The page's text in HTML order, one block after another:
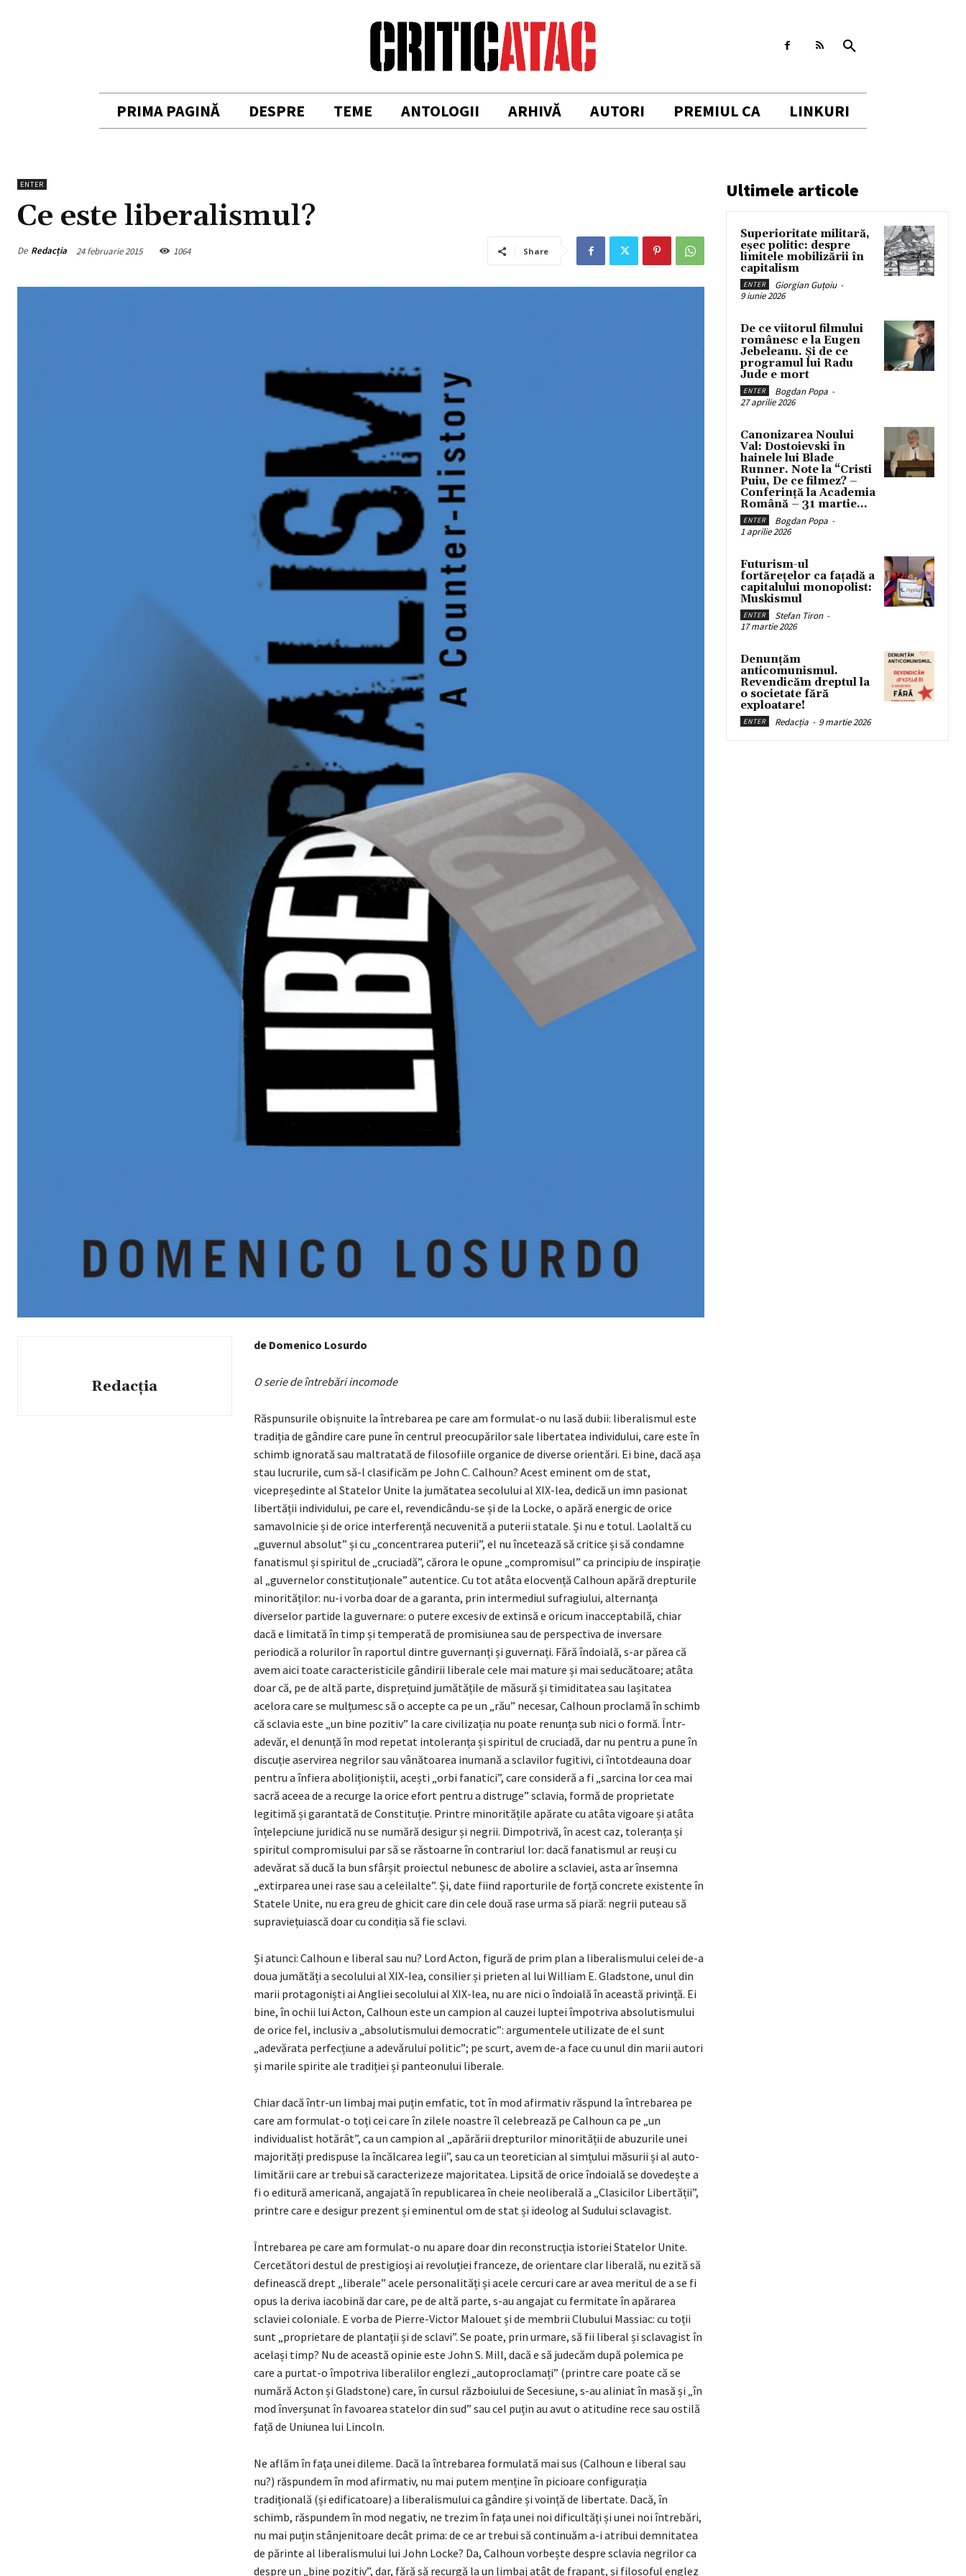
PRIMA PAGINĂ DESPRE TEME ANTOLOGII ARHIVĂ AUTORI PREMIUL CA LINKURI
ENTER
Ce este liberalismul?
De Redacția 24 februarie 2015 1064 Share
Redacția
de Domenico Losurdo
O serie de întrebări incomode
Răspunsurile obișnuite la întrebarea pe care am formulat-o nu lasă dubii: liberalismul este
tradiția de gândire care pune în centrul preocupărilor sale libertatea individului, care este în
schimb ignorată sau maltratată de filosofiile organice de diverse orientări. Ei bine, dacă așa
stau lucrurile, cum să-l clasificăm pe John C. Calhoun? Acest eminent om de stat,
vicepreședinte al Statelor Unite la jumătatea secolului al XIX-lea, dedică un imn pasionat
libertății individului, pe care el, revendicându-se și de la Locke, o apără energic de orice
samavolnicie și de orice interferență necuvenită a puterii statale. Și nu e totul. Laolaltă cu
„guvernul absolut” și cu „concentrarea puterii”, el nu încetează să critice și să condamne
fanatismul și spiritul de „cruciadă”, cărora le opune „compromisul” ca principiu de inspirație
al „guvernelor constituționale” autentice. Cu tot atâta elocvență Calhoun apără drepturile
minorităților: nu-i vorba doar de a garanta, prin intermediul sufragiului, alternanța
diverselor partide la guvernare: o putere excesiv de extinsă e oricum inacceptabilă, chiar
dacă e limitată în timp și temperată de promisiunea sau de perspectiva de inversare
periodică a rolurilor în raportul dintre guvernanți și guvernați. Fără îndoială, s-ar părea că
avem aici toate caracteristicile gândirii liberale cele mai mature și mai seducătoare; atâta
doar că, pe de altă parte, disprețuind jumătățile de măsură și timiditatea sau lașitatea
acelora care se mulțumesc să o accepte ca pe un „rău” necesar, Calhoun proclamă în schimb
că sclavia este „un bine pozitiv” la care civilizația nu poate renunța sub nici o formă. Într-
adevăr, el denunță în mod repetat intoleranța și spiritul de cruciadă, dar nu pentru a pune în
discuție aservirea negrilor sau vânătoarea inumană a sclavilor fugitivi, ci întotdeauna doar
pentru a înfiera aboliționiștii, acești „orbi fanatici”, care consideră a fi „sarcina lor cea mai
sacră aceea de a recurge la orice efort pentru a distruge” sclavia, formă de proprietate
legitimă și garantată de Constituție. Printre minoritățile apărate cu atâta vigoare și atâta
înțelepciune juridică nu se numără desigur și negrii. Dimpotrivă, în acest caz, toleranța și
spiritul compromisului par să se răstoarne în contrariul lor: dacă fanatismul ar reuși cu
adevărat să ducă la bun sfârșit proiectul nebunesc de abolire a sclaviei, asta ar însemna
„extirparea unei rase sau a celeilalte”. Și, date fiind raporturile de forță concrete existente în
Statele Unite, nu era greu de ghicit care din cele două rase urma să piară: negrii puteau să
supraviețuiască doar cu condiția să fie sclavi.
Și atunci: Calhoun e liberal sau nu? Lord Acton, figură de prim plan a liberalismului celei de-a
doua jumătăți a secolului al XIX-lea, consilier și prieten al lui William E. Gladstone, unul din
marii protagoniști ai Angliei secolului al XIX-lea, nu are nici o îndoială în această privință. Ei
bine, în ochii lui Acton, Calhoun este un campion al cauzei luptei împotriva absolutismului
de orice fel, inclusiv a „absolutismului democratic”: argumentele utilizate de el sunt
„adevărata perfecțiune a adevărului politic”; pe scurt, avem de-a face cu unul din marii autori
și marile spirite ale tradiției și panteonului liberale.
Chiar dacă într-un limbaj mai puțin emfatic, tot în mod afirmativ răspund la întrebarea pe
care am formulat-o toți cei care în zilele noastre îl celebrează pe Calhoun ca pe „un
individualist hotărât”, ca un campion al „apărării drepturilor minorității de abuzurile unei
majorități predispuse la încălcarea legii”, sau ca un teoretician al simțului măsurii și al auto-
limitării care ar trebui să caracterizeze majoritatea. Lipsită de orice îndoială se dovedește a
fi o editură americană, angajată în republicarea în cheie neoliberală a „Clasicilor Libertății”,
printre care e desigur prezent și eminentul om de stat și ideolog al Sudului sclavagist.
Întrebarea pe care am formulat-o nu apare doar din reconstrucția istoriei Statelor Unite.
Cercetători destul de prestigioși ai revoluției franceze, de orientare clar liberală, nu ezită să
definească drept „liberale” acele personalități și acele cercuri care ar avea meritul de a se fi
opus la deriva iacobină dar care, pe de altă parte, s-au angajat cu fermitate în apărarea
sclaviei coloniale. E vorba de Pierre-Victor Malouet și de membrii Clubului Massiac: cu toții
sunt „proprietare de plantații și de sclavi”. Se poate, prin urmare, să fii liberal și sclavagist în
același timp? Nu de această opinie este John S. Mill, dacă e să judecăm după polemica pe
care a purtat-o împotriva liberalilor englezi „autoproclamați” (printre care poate că se
numără Acton și Gladstone) care, în cursul războiului de Secesiune, s-au aliniat în masă și „în
mod înverșunat în favoarea statelor din sud” sau cel puțin au avut o atitudine rece sau ostilă
față de Uniunea lui Lincoln.
Ne aflăm în fața unei dileme. Dacă la întrebarea formulată mai sus (Calhoun e liberal sau
nu?) răspundem în mod afirmativ, nu mai putem menține în picioare configurația
tradițională (și edificatoare) a liberalismului ca gândire și voință de libertate. Dacă, în
schimb, răspundem în mod negativ, ne trezim în fața unei noi dificultăți și unei noi întrebări,
nu mai puțin stânjenitoare decât prima: de ce ar trebui să continuăm a-i atribui demnitatea
de părinte al liberalismului lui John Locke? Da, Calhoun vorbește despre sclavia negrilor ca
despre un „bine pozitiv”, dar, fără să recurgă la un limbaj atât de frapant, și filosoful englez
Ultimele articole
Superioritate militară,
eșec politic: despre
limitele mobilizării în
capitalism
ENTER Giorgian Guțoiu -
9 iunie 2026
De ce viitorul filmului
românesc e la Eugen
Jebeleanu. Și de ce
programul lui Radu
Jude e mort
ENTER Bogdan Popa -
27 aprilie 2026
Canonizarea Noului
Val: Dostoievski în
hainele lui Blade
Runner. Note la “Cristi
Puiu, De ce filmez? –
Conferință la Academia
Română – 31 martie...
ENTER Bogdan Popa -
1 aprilie 2026
Futurism-ul
fortărețelor ca fațadă a
capitalului monopolist:
Muskismul
ENTER Stefan Tiron -
17 martie 2026
Denunțăm
anticomunismul.
Revendicăm dreptul la
o societate fără
exploatare!
ENTER Redacția - 9 martie 2026